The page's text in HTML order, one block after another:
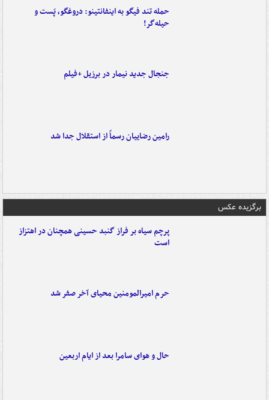
حمله تند فیگو به اینفانتینو: دروغگو، پَست‌ و
حیله‌گر!
جنجال جدید نیمار در برزیل +فیلم
رامین رضاییان رسماً از استقلال جدا شد
برگزیده عکس
پرچم سیاه بر فراز گنبد حسینی همچنان در اهتزاز
است
حرم امیرالمومنین محیای آخر صفر شد
حال و هوای سامرا بعد از ایام اربعین